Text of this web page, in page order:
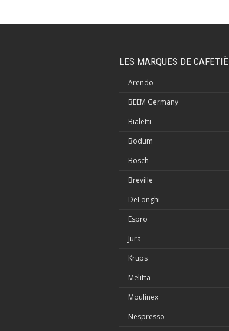
LES MARQUES DE
Arendo
BEEM Germany
Bialetti
Bodum
Bosch
Breville
DeLonghi
Espro
Jura
Krups
Melitta
Moulinex
Nespresso